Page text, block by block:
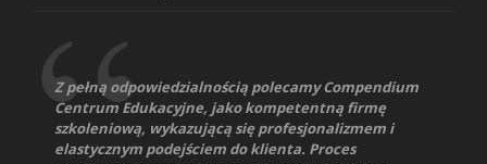
Z pełną odpowiedzialnością polecamy Compendium
Centrum Edukacyjne, jako kompetentną firmę
szkoleniową, wykazującą się profesjonalizmem i
elastycznym podejściem do klienta. Proces